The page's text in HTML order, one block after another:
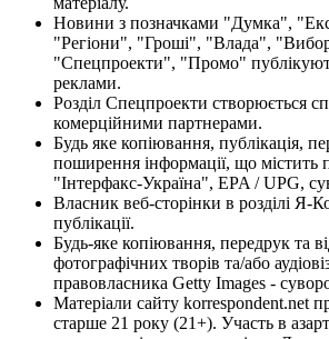
Новини з позначками "Думка",
"Регіони", "Гроші", "Влада",
"Спецпроекти", "Промо"
реклами.
Розділ Спецпроекти створюється
комерційними партнерами.
Будь яке копіювання, публікація,
поширення інформації, що містить
"Інтерфакс-Україна", EPA / UPG,
Власник веб-сторінки в розділі Я-
публікації.
Будь-яке копіювання, передрук та
фотографічних творів та/або
правовласника Getty Images -
Матеріали сайту korrespondent.net
старше 21 року (21+). Участь в